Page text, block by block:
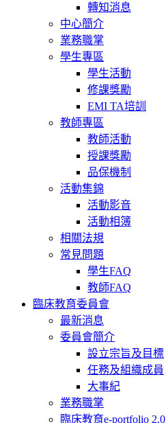
轉知消息
中心簡介
業務職掌
學生專區
學生活動
修課獎勵
EMI TA培訓
教師專區
教師活動
授課獎勵
品保機制
活動集錦
活動影音
活動相簿
相關法規
常見問題
學生FAQ
教師FAQ
臨床教育委員會
最新消息
委員會簡介
設立宗旨及目標
任務及組織成員
大事紀
業務職掌
臨床教育e-portfolio 2.0